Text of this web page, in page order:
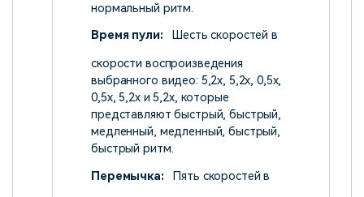
нормальный ритм.
Время пули:
Шесть скоростей в
скорости воспроизведения
выбранного видео: 5,2x, 5,2x, 0,5x,
0,5x, 5,2x и 5,2x, которые
представляют быстрый, быстрый,
медленный, медленный, быстрый,
быстрый ритм.
Перемычка:
Пять скоростей в